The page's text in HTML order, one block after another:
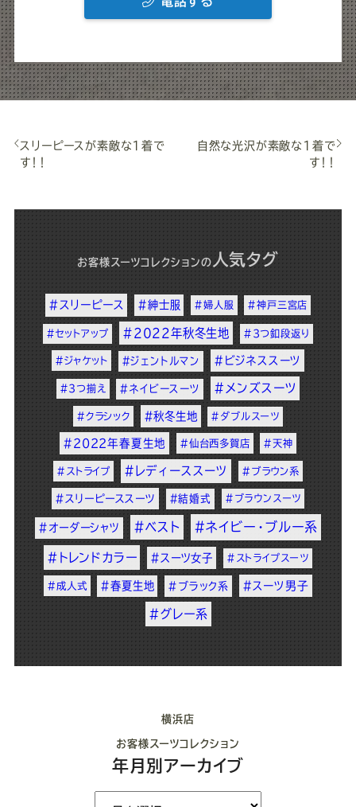
スリーピースが素敵な1着で
す！！
自然な光沢が素敵な1着で
す！！
お客様スーツコレクションの 人気タグ
#スリーピース #紳士服 #婦人服 #神戸三宮店
#セットアップ #2022年秋冬生地 #3つ釦段返り
#ジャケット #ジェントルマン #ビジネススーツ
#3つ揃え #ネイビースーツ #メンズスーツ
#クラシック #秋冬生地 #ダブルスーツ
#2022年春夏生地 #仙台西多賀店 #天神
#ストライプ #レディーススーツ #ブラウン系
#スリーピーススーツ #結婚式 #ブラウンスーツ
#オーダーシャツ #ベスト #ネイビー・ブルー系
#トレンドカラー #スーツ女子 #ストライプスーツ
#成人式 #春夏生地 #ブラック系 #スーツ男子
#グレー系
横浜店
お客様スーツコレクション
年月別アーカイブ